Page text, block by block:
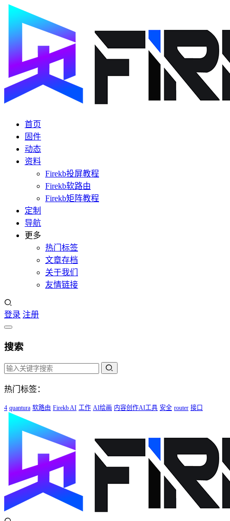
首页
固件
动态
资料
Firekb投屏教程
Firekb软路由
Firekb矩阵教程
定制
导航
更多
热门标签
文章存档
关于我们
友情链接
登录 注册
搜索
热门标签：
4 quantura 软路由 Firekb AI 工作 AI绘画 内容创作AI工具 安全 router 接口